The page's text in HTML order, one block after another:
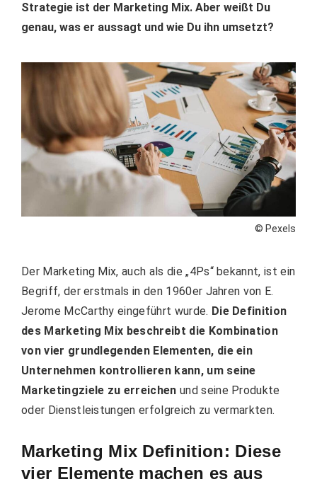
Strategie ist der Marketing Mix. Aber weißt Du
genau, was er aussagt und wie Du ihn umsetzt?
© Pexels
Der Marketing Mix, auch als die „4Ps“ bekannt, ist ein
Begriff, der erstmals in den 1960er Jahren von E.
Jerome McCarthy eingeführt wurde. Die Definition
des Marketing Mix beschreibt die Kombination
von vier grundlegenden Elementen, die ein
Unternehmen kontrollieren kann, um seine
Marketingziele zu erreichen und seine Produkte
oder Dienstleistungen erfolgreich zu vermarkten.
Marketing Mix Definition: Diese
vier Elemente machen es aus